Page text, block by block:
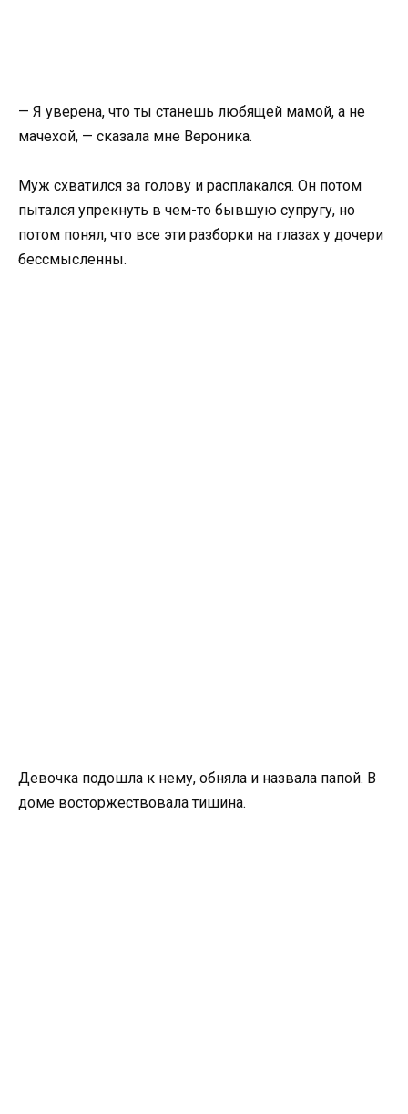
— Я уверена, что ты станешь любящей мамой, а не
мачехой, — сказала мне Вероника.
Муж схватился за голову и расплакался. Он потом
пытался упрекнуть в чем-то бывшую супругу, но
потом понял, что все эти разборки на глазах у дочери
бессмысленны.
Девочка подошла к нему, обняла и назвала папой. В
доме восторжествовала тишина.